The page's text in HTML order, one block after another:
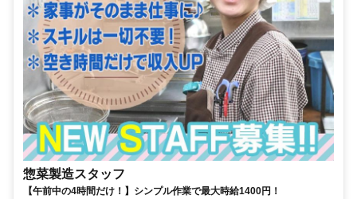
惣菜製造スタッフ
【午前中の4時間だけ！】シンプル作業で最大時給1400円！